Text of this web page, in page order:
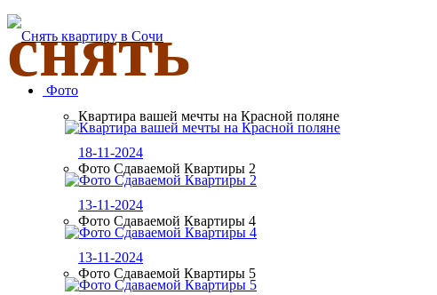
снять
Фото
Квартира вашей мечты на Красной поляне
18-11-2024
Фото Сдаваемой Квартиры 2
13-11-2024
Фото Сдаваемой Квартиры 4
13-11-2024
Фото Сдаваемой Квартиры 5